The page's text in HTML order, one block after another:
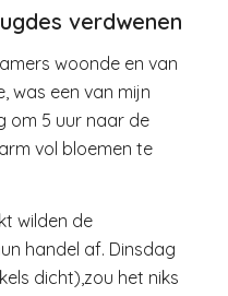
verdwenen
woonde en van
was een van mijn
om 5 uur naar de
vol bloemen te
wilden de
handel af. Dinsdag
dicht),zou het niks